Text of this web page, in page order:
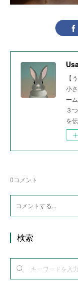
【
小
ー
３
を
0コメント
検索